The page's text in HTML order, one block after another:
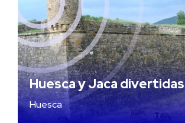
Huesca y Jaca divertidas
Huesca